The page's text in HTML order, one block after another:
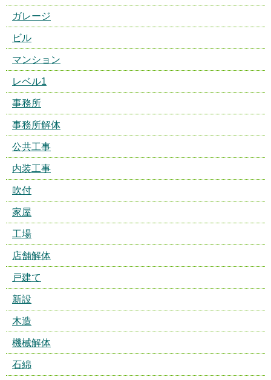
ガレージ
ビル
マンション
レベル1
事務所
事務所解体
公共工事
内装工事
吹付
家屋
工場
店舗解体
戸建て
新設
木造
機械解体
石綿